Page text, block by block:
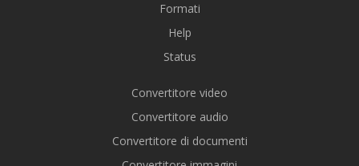
Formati
Help
Status
Convertitore video
Convertitore audio
Convertitore di documenti